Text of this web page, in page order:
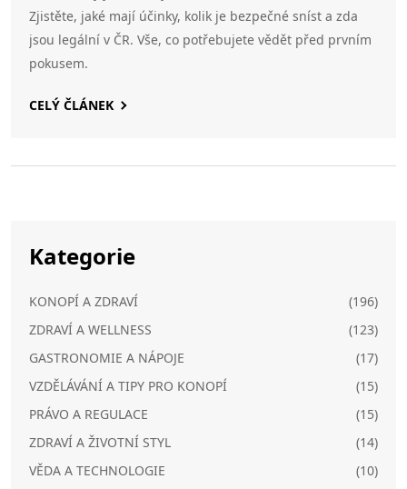
Zjistěte, jaké mají účinky, kolik je bezpečné sníst a zda
jsou legální v ČR. Vše, co potřebujete vědět před prvním
pokusem.
CELÝ ČLÁNEK
Kategorie
KONOPÍ A ZDRAVÍ
(196)
ZDRAVÍ A WELLNESS
(123)
GASTRONOMIE A NÁPOJE
(17)
VZDĚLÁVÁNÍ A TIPY PRO KONOPÍ
(15)
PRÁVO A REGULACE
(15)
ZDRAVÍ A ŽIVOTNÍ STYL
(14)
VĚDA A TECHNOLOGIE
(10)